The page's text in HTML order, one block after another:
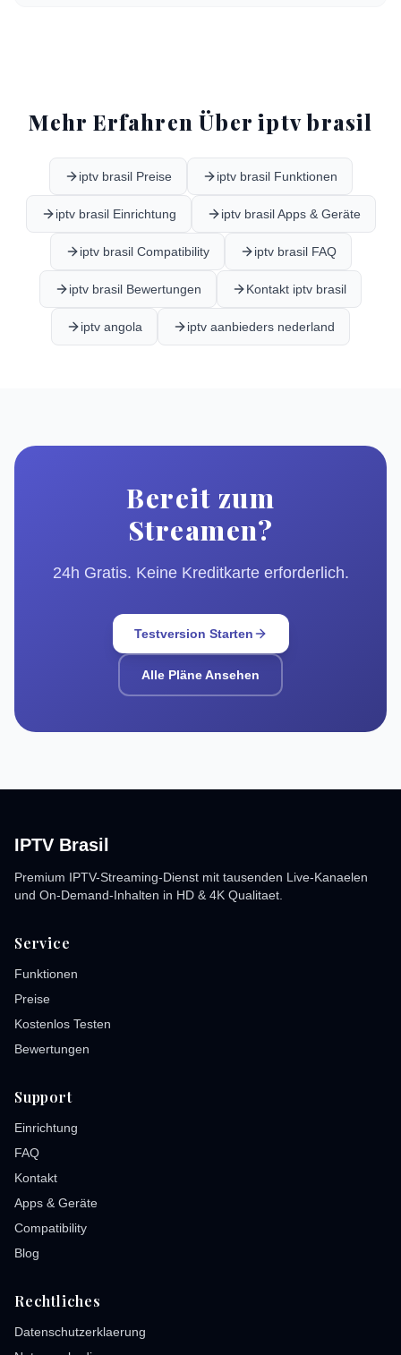
Mehr Erfahren Über iptv brasil
iptv brasil Preise iptv brasil Funktionen
iptv brasil Einrichtung iptv brasil Apps & Geräte
iptv brasil Compatibility iptv brasil FAQ
iptv brasil Bewertungen Kontakt iptv brasil
iptv angola iptv aanbieders nederland
Bereit zum
Streamen?
24h Gratis. Keine Kreditkarte erforderlich.
Testversion Starten
Alle Pläne Ansehen
IPTV Brasil
Premium IPTV-Streaming-Dienst mit tausenden Live-Kanaelen
und On-Demand-Inhalten in HD & 4K Qualitaet.
Service
Funktionen
Preise
Kostenlos Testen
Bewertungen
Support
Einrichtung
FAQ
Kontakt
Apps & Geräte
Compatibility
Blog
Rechtliches
Datenschutzerklaerung